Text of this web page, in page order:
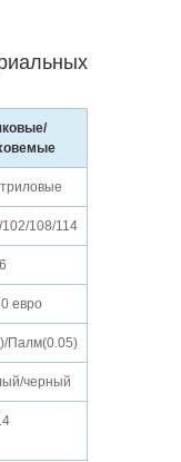
108/114
6
евро
Палм(0.05)
черный